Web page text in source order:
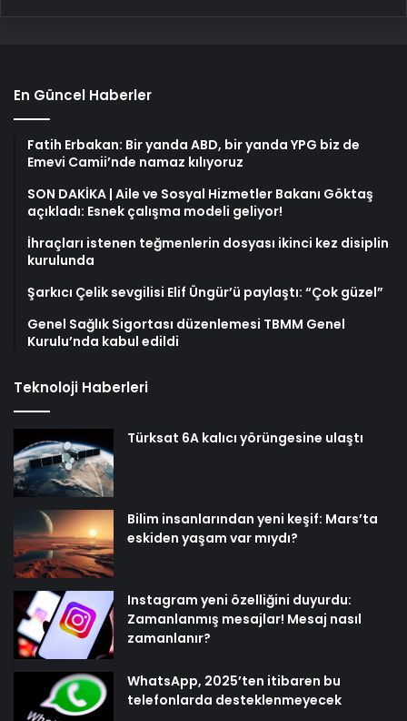
En Güncel Haberler
Fatih Erbakan: Bir yanda ABD, bir yanda YPG biz de
Emevi Camii’nde namaz kılıyoruz
SON DAKİKA | Aile ve Sosyal Hizmetler Bakanı Göktaş
açıkladı: Esnek çalışma modeli geliyor!
İhraçları istenen teğmenlerin dosyası ikinci kez disiplin
kurulunda
Şarkıcı Çelik sevgilisi Elif Üngür’ü paylaştı: “Çok güzel”
Genel Sağlık Sigortası düzenlemesi TBMM Genel
Kurulu’nda kabul edildi
Teknoloji Haberleri
Türksat 6A kalıcı yörüngesine ulaştı
Bilim insanlarından yeni keşif: Mars’ta
eskiden yaşam var mıydı?
Instagram yeni özelliğini duyurdu:
Zamanlanmış mesajlar! Mesaj nasıl
zamanlanır?
WhatsApp, 2025’ten itibaren bu
telefonlarda desteklenmeyecek